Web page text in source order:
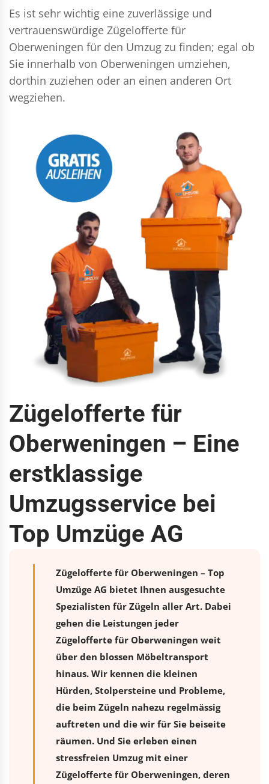
Es ist sehr wichtig eine zuverlässige und
vertrauenswürdige Zügelofferte für
Oberweningen für den Umzug zu finden; egal ob
Sie innerhalb von Oberweningen umziehen,
dorthin zuziehen oder an einen anderen Ort
wegziehen.
Zügelofferte für
Oberweningen – Eine
erstklassige
Umzugsservice bei
Top Umzüge AG
Zügelofferte für Oberweningen – Top
Umzüge AG bietet Ihnen ausgesuchte
Spezialisten für Zügeln aller Art. Dabei
gehen die Leistungen jeder
Zügelofferte für Oberweningen weit
über den blossen Möbeltransport
hinaus. Wir kennen die kleinen
Hürden, Stolpersteine und Probleme,
die beim Zügeln nahezu regelmässig
auftreten und die wir für Sie beiseite
räumen. Und Sie erleben einen
stressfreien Umzugmit einer
Zügelofferte für Oberweningen, deren